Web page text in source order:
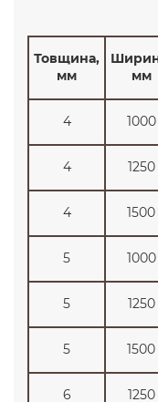
Товщина,
мм
мм
4 1000
4 1250
4 1500
5 1000
5 1250
5 1500
6 1250